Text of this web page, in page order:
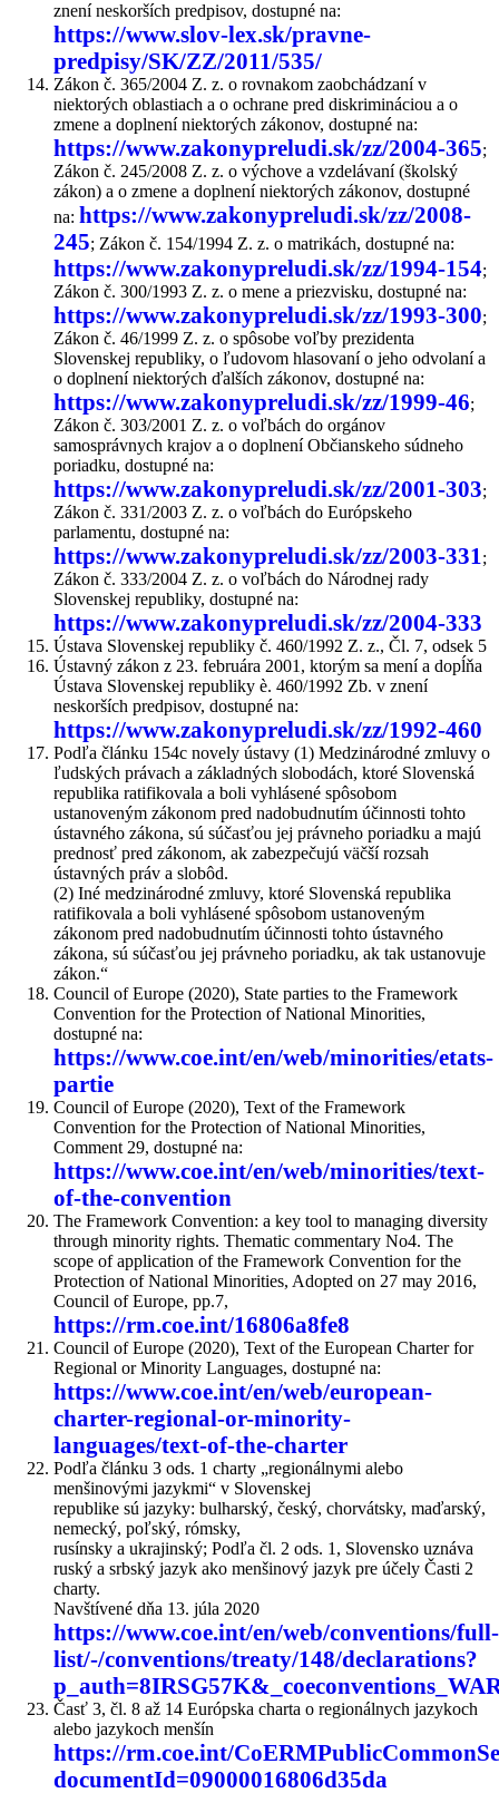
znení neskorších predpisov, dostupné na:
https://www.slov-lex.sk/pravne-
predpisy/SK/ZZ/2011/535/
Zákon č. 365/2004 Z. z. o rovnakom zaobchádzaní v
niektorých oblastiach a o ochrane pred diskrimináciou a o
zmene a doplnení niektorých zákonov, dostupné na:
https://www.zakonypreludi.sk/zz/2004-365;
Zákon č. 245/2008 Z. z. o výchove a vzdelávaní (školský
zákon) a o zmene a doplnení niektorých zákonov, dostupné
na: https://www.zakonypreludi.sk/zz/2008-
245; Zákon č. 154/1994 Z. z. o matrikách, dostupné na:
https://www.zakonypreludi.sk/zz/1994-154;
Zákon č. 300/1993 Z. z. o mene a priezvisku, dostupné na:
https://www.zakonypreludi.sk/zz/1993-300;
Zákon č. 46/1999 Z. z. o spôsobe voľby prezidenta
Slovenskej republiky, o ľudovom hlasovaní o jeho odvolaní a
o doplnení niektorých ďalších zákonov, dostupné na:
https://www.zakonypreludi.sk/zz/1999-46;
Zákon č. 303/2001 Z. z. o voľbách do orgánov
samosprávnych krajov a o doplnení Občianskeho súdneho
poriadku, dostupné na:
https://www.zakonypreludi.sk/zz/2001-303;
Zákon č. 331/2003 Z. z. o voľbách do Európskeho
parlamentu, dostupné na:
https://www.zakonypreludi.sk/zz/2003-331 ;
Zákon č. 333/2004 Z. z. o voľbách do Národnej rady
Slovenskej republiky, dostupné na:
https://www.zakonypreludi.sk/zz/2004-333
Ústava Slovenskej republiky č. 460/1992 Z. z., Čl. 7, odsek 5
Ústavný zákon z 23. februára 2001, ktorým sa mení a dopĺňa
Ústava Slovenskej republiky è. 460/1992 Zb. v znení
neskorších predpisov, dostupné na:
https://www.zakonypreludi.sk/zz/1992-460
Podľa článku 154c novely ústavy (1) Medzinárodné zmluvy o
ľudských právach a základných slobodách, ktoré Slovenská
republika ratifikovala a boli vyhlásené spôsobom
ustanoveným zákonom pred nadobudnutím účinnosti tohto
ústavného zákona, sú súčasťou jej právneho poriadku a majú
prednosť pred zákonom, ak zabezpečujú väčší rozsah
ústavných práv a slobôd.
(2) Iné medzinárodné zmluvy, ktoré Slovenská republika
ratifikovala a boli vyhlásené spôsobom ustanoveným
zákonom pred nadobudnutím účinnosti tohto ústavného
zákona, sú súčasťou jej právneho poriadku, ak tak ustanovuje
zákon.“
Council of Europe (2020), State parties to the Framework
Convention for the Protection of National Minorities,
dostupné na:
https://www.coe.int/en/web/minorities/etats-
partie
Council of Europe (2020), Text of the Framework
Convention for the Protection of National Minorities,
Comment 29, dostupné na:
https://www.coe.int/en/web/minorities/text-
of-the-convention
The Framework Convention: a key tool to managing diversity
through minority rights. Thematic commentary No4. The
scope of application of the Framework Convention for the
Protection of National Minorities, Adopted on 27 may 2016,
Council of Europe, pp.7,
https://rm.coe.int/16806a8fe8
Council of Europe (2020), Text of the European Charter for
Regional or Minority Languages, dostupné na:
https://www.coe.int/en/web/european-
charter-regional-or-minority-
languages/text-of-the-charter
Podľa článku 3 ods. 1 charty „regionálnymi alebo
menšinovými jazykmi“ v Slovenskej
republike sú jazyky: bulharský, český, chorvátsky, maďarský,
nemecký, poľský, rómsky,
rusínsky a ukrajinský; Podľa čl. 2 ods. 1, Slovensko uznáva
ruský a srbský jazyk ako menšinový jazyk pre účely Časti 2
charty.
Navštívené dňa 13. júla 2020
https://www.coe.int/en/web/conventions/full-
list/-/conventions/treaty/148/declarations?
Časť 3, čl. 8 až 14 Európska charta o regionálnych jazykoch
alebo jazykoch menšín
https://rm.coe.int/
documentId=09000016806d35da